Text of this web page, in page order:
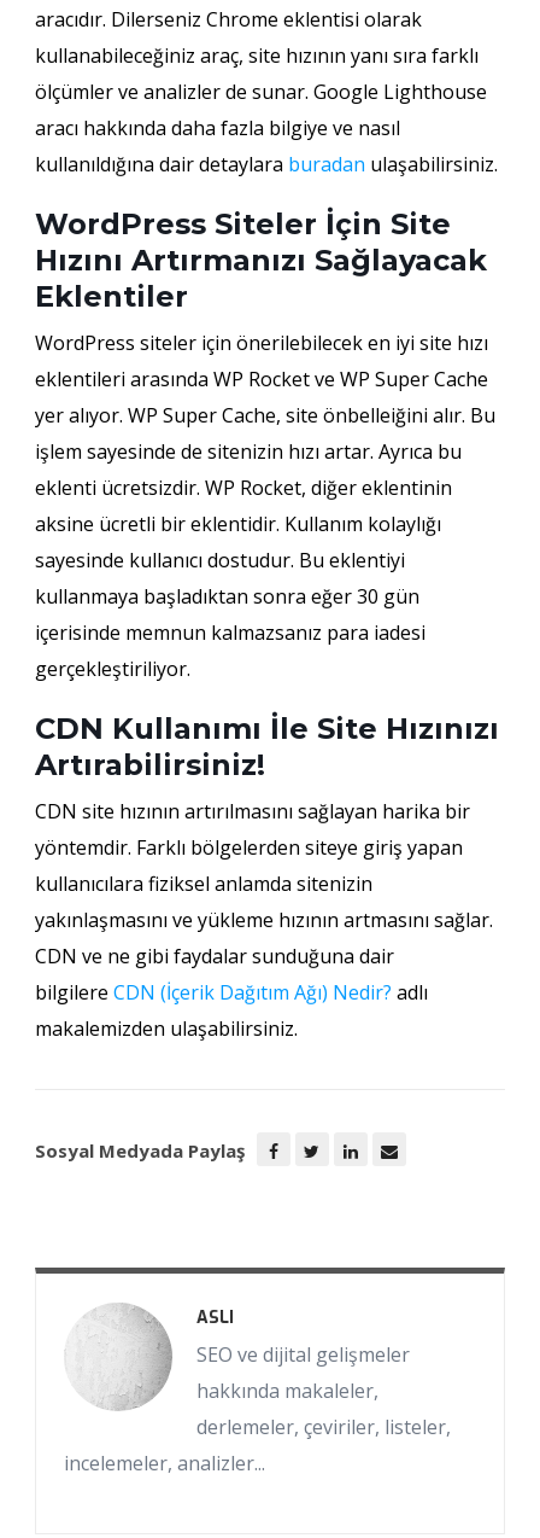
aracıdır. Dilerseniz Chrome eklentisi olarak
kullanabileceğiniz araç, site hızının yanı sıra farklı
ölçümler ve analizler de sunar. Google Lighthouse
aracı hakkında daha fazla bilgiye ve nasıl
kullanıldığına dair detaylara buradan ulaşabilirsiniz.
WordPress Siteler İçin Site
Hızını Artırmanızı Sağlayacak
Eklentiler
WordPress siteler için önerilebilecek en iyi site hızı
eklentileri arasında WP Rocket ve WP Super Cache
yer alıyor. WP Super Cache, site önbelleiğini alır. Bu
işlem sayesinde de sitenizin hızı artar. Ayrıca bu
eklenti ücretsizdir. WP Rocket, diğer eklentinin
aksine ücretli bir eklentidir. Kullanım kolaylığı
sayesinde kullanıcı dostudur. Bu eklentiyi
kullanmaya başladıktan sonra eğer 30 gün
içerisinde memnun kalmazsanız para iadesi
gerçekleştiriliyor.
CDN Kullanımı İle Site Hızınızı
Artırabilirsiniz!
CDN site hızının artırılmasını sağlayan harika bir
yöntemdir. Farklı bölgelerden siteye giriş yapan
kullanıcılara fiziksel anlamda sitenizin
yakınlaşmasını ve yükleme hızının artmasını sağlar.
CDN ve ne gibi faydalar sunduğuna dair
bilgilere CDN (İçerik Dağıtım Ağı) Nedir? adlı
makalemizden ulaşabilirsiniz.
Sosyal Medyada Paylaş
ASLI
SEO ve dijital gelişmeler
hakkında makaleler,
derlemeler, çeviriler, listeler,
incelemeler, analizler...